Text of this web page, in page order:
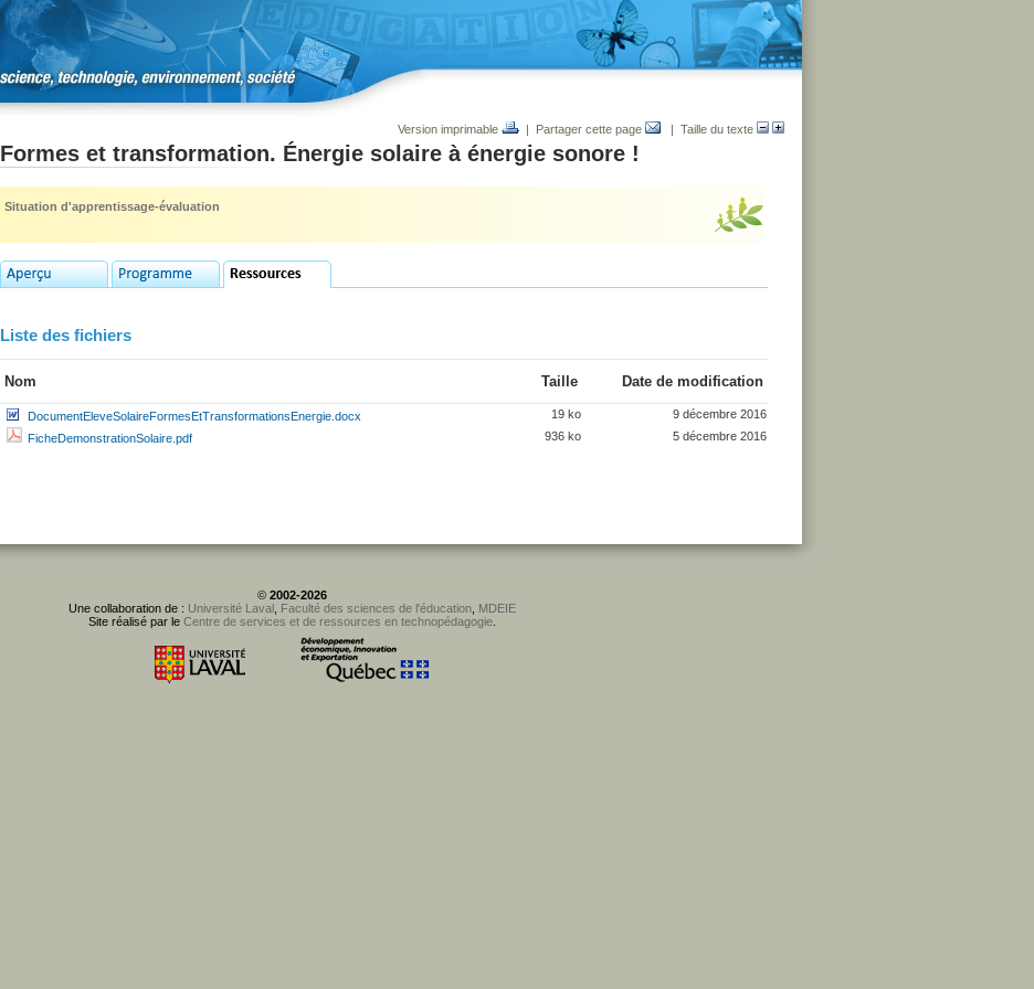
Version imprimable | Partager cette page | Taille du texte
Formes et transformation. Énergie solaire à énergie sonore !
Situation d'apprentissage-évaluation
Liste des fichiers
Nom Taille Date de modification
DocumentEleveSolaireFormesEtTransformationsEnergie.docx 19 ko
9 décembre 2016
FicheDemonstrationSolaire.pdf
936 ko 5 décembre 2016
© 2002-2026
Une collaboration de : Université Laval, Faculté des sciences de l'éducation, MDEIE
Site réalisé par le Centre de services et de ressources en technopédagogie.